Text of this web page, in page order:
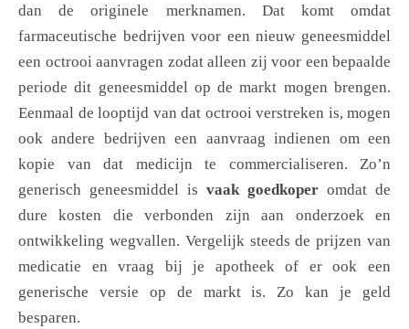
dan de originele merknamen. Dat komt omdat
farmaceutische bedrijven voor een nieuw geneesmiddel
een octrooi aanvragen zodat alleen zij voor een bepaalde
periode dit geneesmiddel op de markt mogen brengen.
Eenmaal de looptijd van dat octrooi verstreken is, mogen
ook andere bedrijven een aanvraag indienen om een
kopie van dat medicijn te commercialiseren. Zo’n
generisch geneesmiddel is vaak goedkoper omdat de
dure kosten die verbonden zijn aan onderzoek en
ontwikkeling wegvallen. Vergelijk steeds de prijzen van
medicatie en vraag bij je apotheek of er ook een
generische versie op de markt is. Zo kan je geld
besparen.